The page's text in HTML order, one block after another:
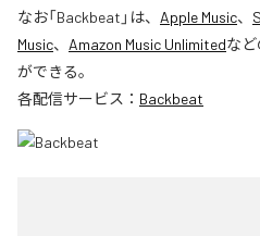
なお「Backbeat 」は、 Apple Music、
Music、 Amazon Music Unlimitedな
ができる。
各配信サービス： Backbeat